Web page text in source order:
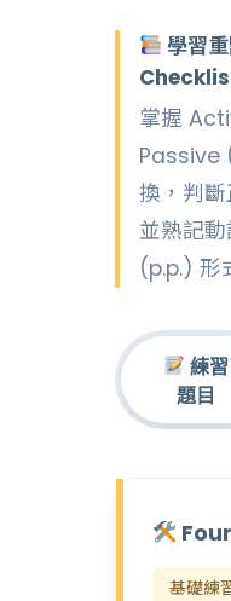
學習
掌握
Passive
換，判
並熟記
(p.p.) 形
練習
題目
基礎練